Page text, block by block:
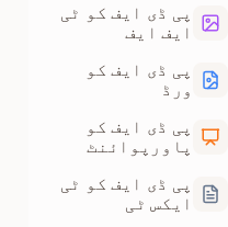
پی ڈی ایف کو ٹی
ایف ایف
پی ڈی ایف کو
ورڈ
پی ڈی ایف کو
پاورپوائنٹ
پی ڈی ایف کو ٹی
ایکس ٹی